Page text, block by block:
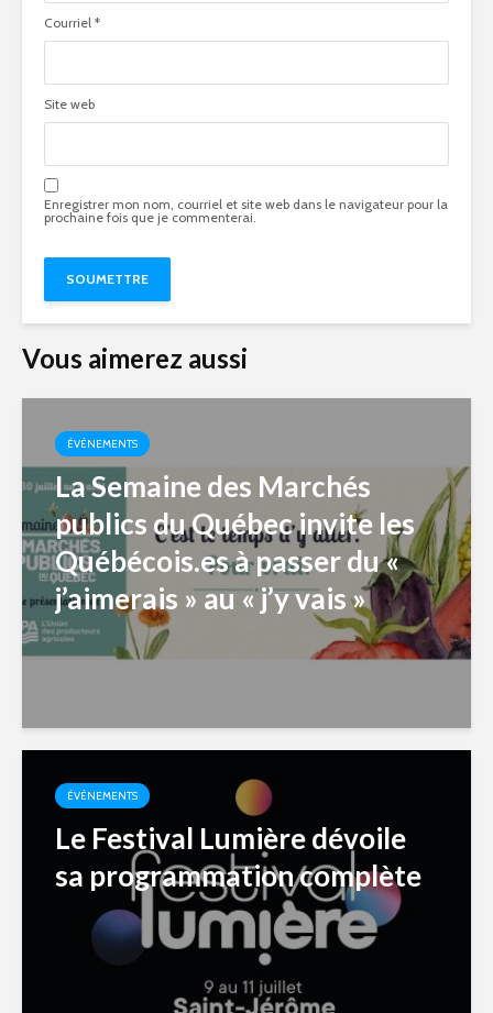
Courriel *
Site web
Enregistrer mon nom, courriel et site web dans le navigateur pour la
prochaine fois que je commenterai.
Vous aimerez aussi
ÉVÉNEMENTS
La Semaine des Marchés
publics du Québec invite les
Québécois.es à passer du «
j’aimerais » au « j’y vais »
ÉVÉNEMENTS
Le Festival Lumière dévoile
sa programmation complète